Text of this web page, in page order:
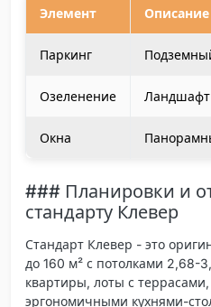
Элемент Описание
Паркинг
Озеленение Ландшафт
Окна
### Планировки и
стандарту Клевер
Стандарт Клевер - это
до 160 м² с потолками 2,68-
квартиры, лоты с
эргономичными кухнями-